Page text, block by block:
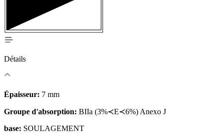
Détails
Épaisseur: 7 mm
Groupe d'absorption: BIIa (3%≺E≺6%) Anexo J
base: SOULAGEMENT